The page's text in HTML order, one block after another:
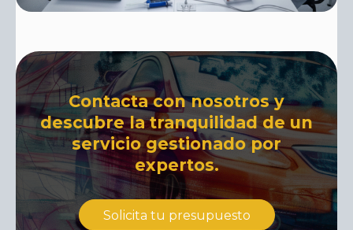
Contacta con nosotros y
descubre la tranquilidad de un
servicio gestionado por
expertos.
Solicita tu presupuesto